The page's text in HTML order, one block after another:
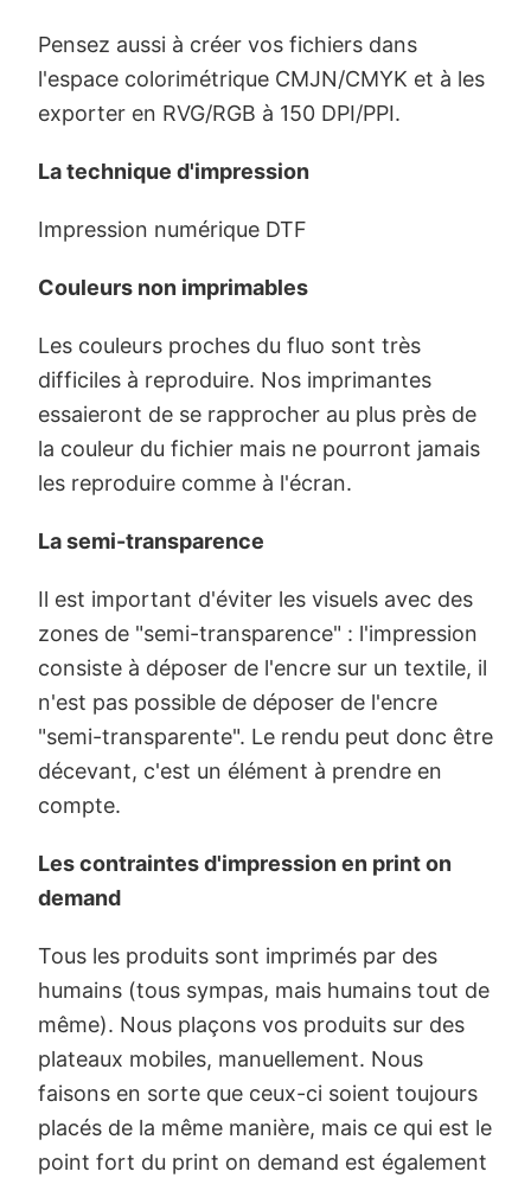
Pensez aussi à créer vos fichiers dans
l'espace colorimétrique CMJN/CMYK et à les
exporter en RVG/RGB à 150 DPI/PPI.
La technique d'impression
Impression numérique DTF
Couleurs non imprimables
Les couleurs proches du fluo sont très
difficiles à reproduire. Nos imprimantes
essaieront de se rapprocher au plus près de
la couleur du fichier mais ne pourront jamais
les reproduire comme à l'écran.
La semi-transparence
Il est important d'éviter les visuels avec des
zones de "semi-transparence" : l'impression
consiste à déposer de l'encre sur un textile, il
n'est pas possible de déposer de l'encre
"semi-transparente". Le rendu peut donc être
décevant, c'est un élément à prendre en
compte.
Les contraintes d'impression en print on
demand
Tous les produits sont imprimés par des
humains (tous sympas, mais humains tout de
même). Nous plaçons vos produits sur des
plateaux mobiles, manuellement. Nous
faisons en sorte que ceux-ci soient toujours
placés de la même manière, mais ce qui est le
point fort du print on demand est également